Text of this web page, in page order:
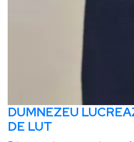
DUMNEZEU
DE LUT